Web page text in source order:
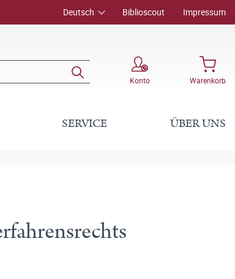
Deutsch Biblioscout Impressum
Konto Warenkorb
SERVICE ÜBER UNS